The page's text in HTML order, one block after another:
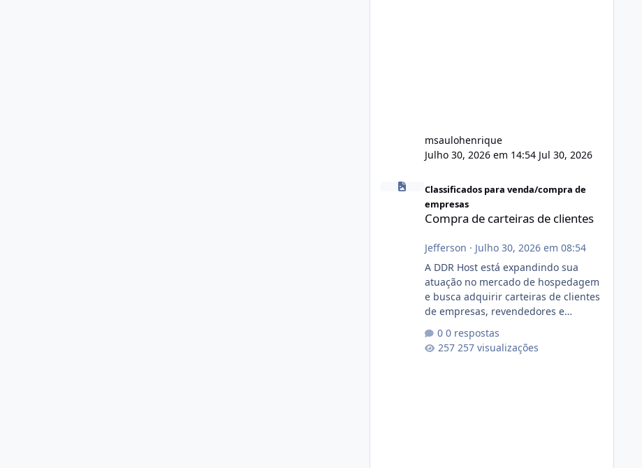
msaulohenrique
Julho 30, 2026 em 14:54 Jul 30, 2026
Compra de carteiras de clientes
Classificados para venda/compra de
empresas
Compra de carteiras de clientes
Jefferson · Julho 30, 2026 em 08:54
A DDR Host está expandindo sua
atuação no mercado de hospedagem
e busca adquirir carteiras de clientes
de empresas, revendedores e
suas atividades ou reduzir sua
operação. Se você possui clientes
0 respostas
257 visualizações